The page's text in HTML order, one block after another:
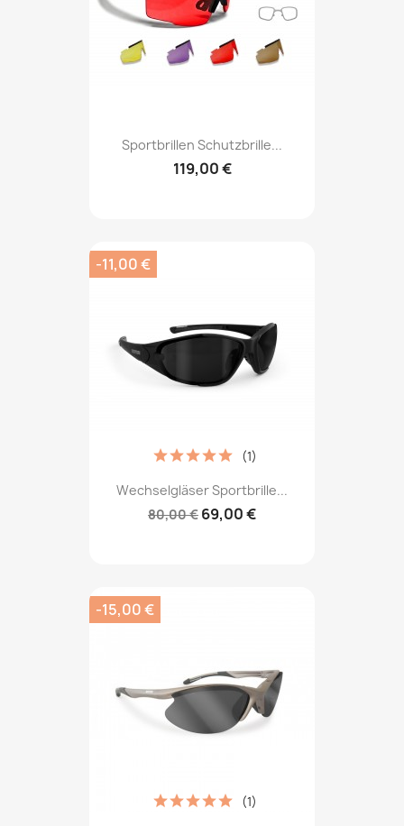
Sportbrillen Schutzbrille...
119,00 €
Wechselgläser Sportbrille...
80,00 € 69,00 €
(1)
-11,00 €
(1)
-15,00 €